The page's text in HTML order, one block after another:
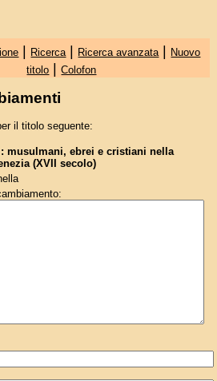
| Ricerca | Ricerca avanzata | Nuovo
titolo |Colofon
il titolo seguente:
: musulmani, ebrei e cristiani nella
(XVII secolo)